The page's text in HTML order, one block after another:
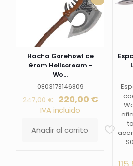
Hacha Gorehowl de
Grom Hellscream –
Wo...
0803173146809
247,00€ El
precio
era:
247,00 €.
220,00 €El
precio
actual
es:
220,00
IVA incluido
Añadir al carrito